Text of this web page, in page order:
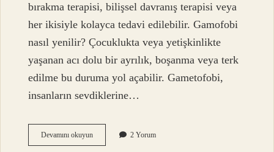
bırakma terapisi, bilişsel davranış terapisi veya
her ikisiyle kolayca tedavi edilebilir. Gamofobi
nasıl yenilir? Çocuklukta veya yetişkinlikte
yaşanan acı dolu bir ayrılık, boşanma veya terk
edilme bu duruma yol açabilir. Gametofobi,
insanların sevdiklerine…
Devamını okuyunÇerofobi
Nasıl
2 Yorum